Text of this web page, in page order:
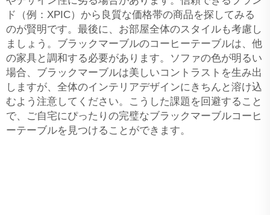
ド（例：XPIC）から良質な価格帯の商品を探してみる
のが賢明です。最後に、お部屋全体のスタイルも考慮し
ましょう。ブラックマーブルのコーヒーテーブルは、他
の家具と調和する必要があります。ソファの色が明るい
場合、ブラックマーブルは美しいコントラストを生み出
しますが、全体のインテリアデザインにきちんと溶け込
むよう注意してください。こうした課題を回避すること
で、ご自宅にぴったりの完璧なブラックマーブルコーヒ
ーテーブルを見つけることができます。